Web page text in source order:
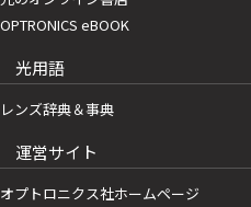
OPTRONICS eBOOK
光用語
レンズ辞典＆事典
運営サイト
オプトロニクス社ホームページ